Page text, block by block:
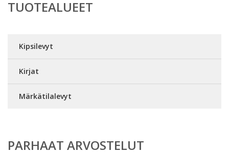
TUOTEALUEET
Kipsilevyt
Kirjat
Märkätilalevyt
PARHAAT ARVOSTELUT